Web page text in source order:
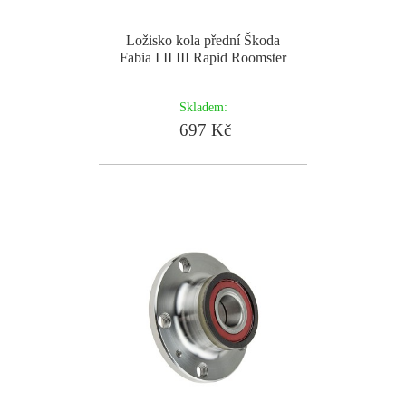
Ložisko kola přední Škoda
Fabia I II III Rapid Roomster
Skladem:
697 Kč